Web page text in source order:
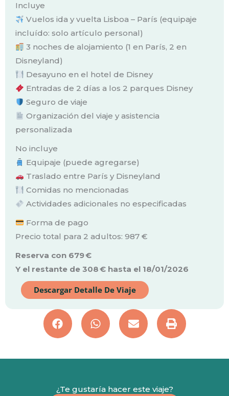
Incluye
Vuelos ida y vuelta Lisboa – París (equipaje
incluído: solo artículo personal)
3 noches de alojamiento (1 en París, 2 en
Disneyland)
Desayuno en el hotel de Disney
Entradas de 2 días a los 2 parques Disney
Seguro de viaje
Organización del viaje y asistencia
personalizada
No incluye
Equipaje (puede agregarse)
Traslado entre París y Disneyland
Comidas no mencionadas
Actividades adicionales no especificadas
Forma de pago
Precio total para 2 adultos: 987 €
Reserva con 679 €
Y el restante de 308 € hasta el 18/01/2026
Descargar Detalle De Viaje
¿Te gustaría hacer este viaje?